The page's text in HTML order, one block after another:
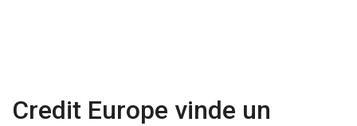
Credit Europe vinde un